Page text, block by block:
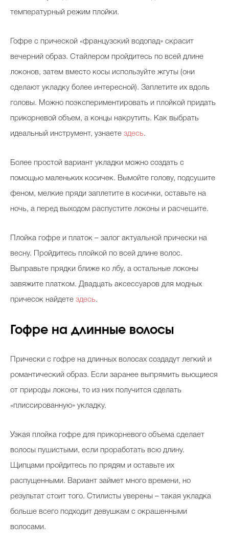
температурный режим плойки.
Гофре с прической «французский водопад» скрасит
вечерний образ. Стайлером пройдитесь по всей длине
локонов, затем вместо косы используйте жгуты (они
сделают укладку более интересной). Заплетите их вдоль
головы. Можно поэкспериментировать и плойкой придать
прикорневой объем, а концы накрутить. Как выбрать
идеальный инструмент, узнаете здесь.
Более простой вариант укладки можно создать с
помощью маленьких косичек. Вымойте голову, подсушите
феном, мелкие пряди заплетите в косички, оставьте на
ночь, а перед выходом распустите локоны и расчешите.
Плойка гофре и платок – залог актуальной прически на
весну. Пройдитесь плойкой по всей длине волос.
Выправьте прядки ближе ко лбу, а остальные локоны
завяжите платком. Двадцать аксессуаров для модных
причесок найдете здесь.
Гофре на длинные волосы
Прически с гофре на длинных волосах создадут легкий и
романтический образ. Если заранее выпрямить вьющиеся
от природы локоны, то из них получится сделать
«плиссированную» укладку.
Узкая плойка гофре для прикорневого объема сделает
волосы пушистыми, если проработать всю длину.
Щипцами пройдитесь по прядям и оставьте их
распущенными. Вариант займет много времени, но
результат стоит того. Стилисты уверены – такая укладка
больше всего подходит девушкам с окрашенными
волосами.